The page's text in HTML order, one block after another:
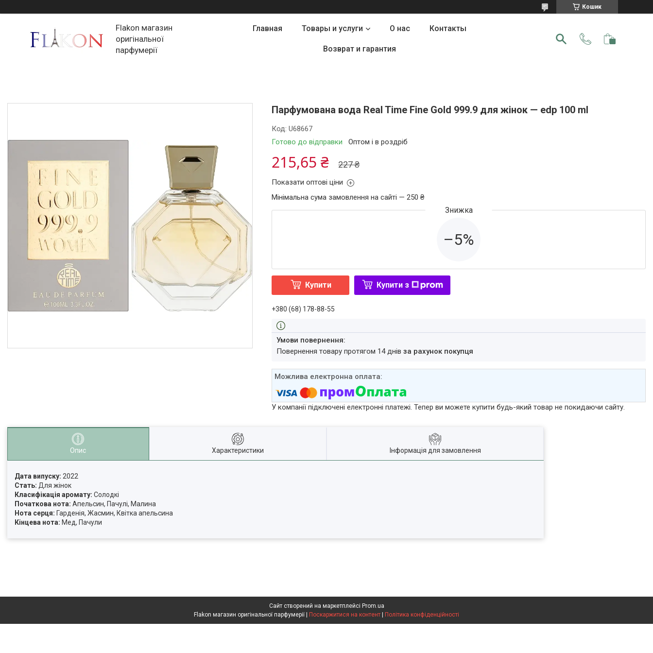
Кошик
Flakon магазин
оригінальної
парфумерії
Главная Товары и услуги О нас Контакты
Возврат и гарантия
Парфумована вода Real Time Fine Gold 999.9 для жінок — edp 100 ml
Готово до відправки Оптом і в роздріб
Код:U68667
227 ₴
215,65 ₴
Показати оптові ціни
Мінімальна сума замовлення на сайті — 250 ₴
–5%
Купити Купити з
+380 (68) 178-88-55
повернення товару протягом 14 днівза рахунок покупця
У компанії підключені електронні платежі. Тепер ви можете купити будь-який товар не покидаючи сайту.
Опис Характеристики Інформація для замовлення
Дата випуску: 2022
Стать: Для жінок
Класифікація аромату: Солодкі
Початкова нота: Апельсин, Пачулі, Малина
Нота серця: Гарденія, Жасмин, Квітка апельсина
Кінцева нота: Мед, Пачули
Сайт створений на маркетплейсі Prom.ua
Поскаржитися на контент Політика конфіденційності